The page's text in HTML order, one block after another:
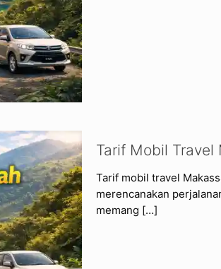
Tarif Mobil Travel
Tarif mobil travel
merencanakan
memang […]